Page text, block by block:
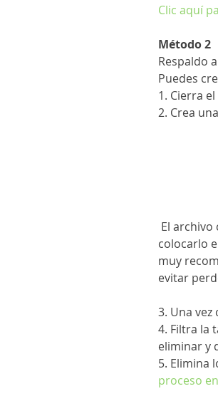
Clic aquí
Método 2
Respaldo
Puedes
1. Cierra
2. Crea
colocarlo
muy
evitar
3. Una
4. Filtra la
eliminar y
5. Elimina
proceso